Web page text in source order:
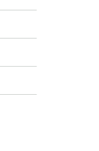
!